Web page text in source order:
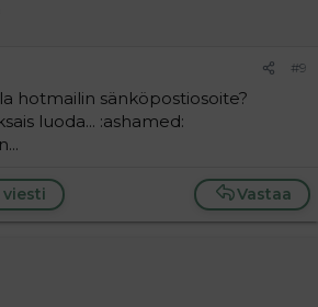
#9
hotmailin sänköpostiosoite?
luoda... :ashamed:
Vastaa